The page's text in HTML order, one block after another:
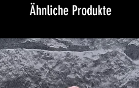
Ähnliche Produkte